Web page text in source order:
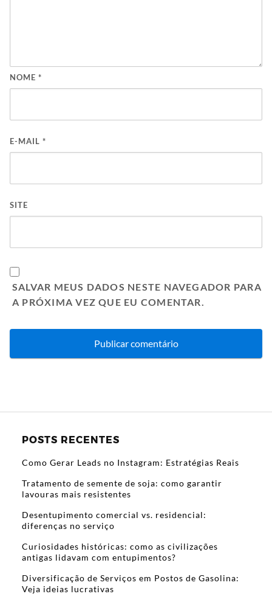
NOME *
E-MAIL *
SITE
SALVAR MEUS DADOS NESTE NAVEGADOR PARA
A PRÓXIMA VEZ QUE EU COMENTAR.
POSTS RECENTES
Como Gerar Leads no Instagram: Estratégias Reais
Tratamento de semente de soja: como garantir
lavouras mais resistentes
Desentupimento comercial vs. residencial:
diferenças no serviço
Curiosidades históricas: como as civilizações
antigas lidavam com entupimentos?
Diversificação de Serviços em Postos de Gasolina:
Veja ideias lucrativas